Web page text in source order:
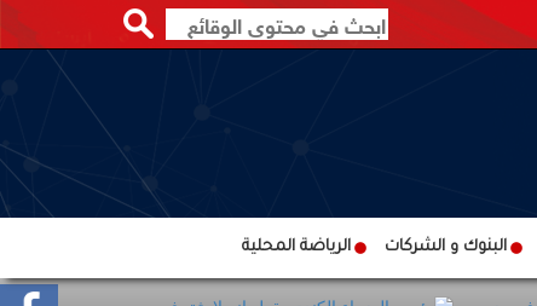
البنوك و الشركات الرياضة المحلية